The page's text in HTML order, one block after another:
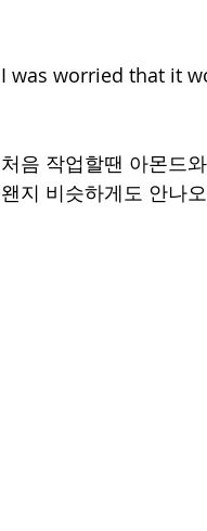
I was worried that it
처음 작업할땐 아몬드
왠지 비슷하게도 안나